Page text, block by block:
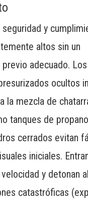
y
altos sin un
adecuado. Los
ocultos
la mezcla de
tanques de
cerrados evitan
iniciales.
y detonan
catastróficas